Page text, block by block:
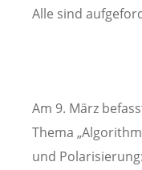
Alle sind
Am 9. März
Thema
und